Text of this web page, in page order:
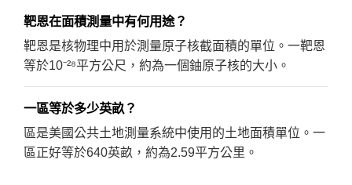
靶恩在面積測量中有何用途？
靶恩是核物理中用於測量原子核截面積的單位。一靶恩
等於10⁻²⁸平方公尺，約為一個鈾原子核的大小。
一區等於多少英畝？
區是美國公共土地測量系統中使用的土地面積單位。一
區正好等於640英畝，約為2.59平方公里。